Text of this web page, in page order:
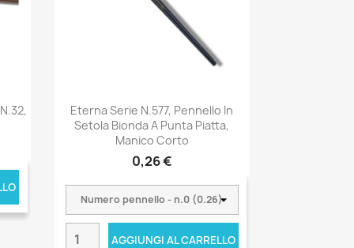
Eterna Serie N.577, Pennello In
Setola Bionda A Punta Piatta,
Manico Corto
0,26 €
AGGIUNGI AL CARRELLO